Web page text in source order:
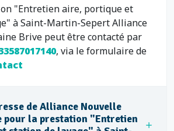
"Entretien aire, portique et
à Saint-Martin-Sepert Alliance
Brive peut être contacté par
, via le formulaire de
de Alliance Nouvelle
pour la prestation "Entretien